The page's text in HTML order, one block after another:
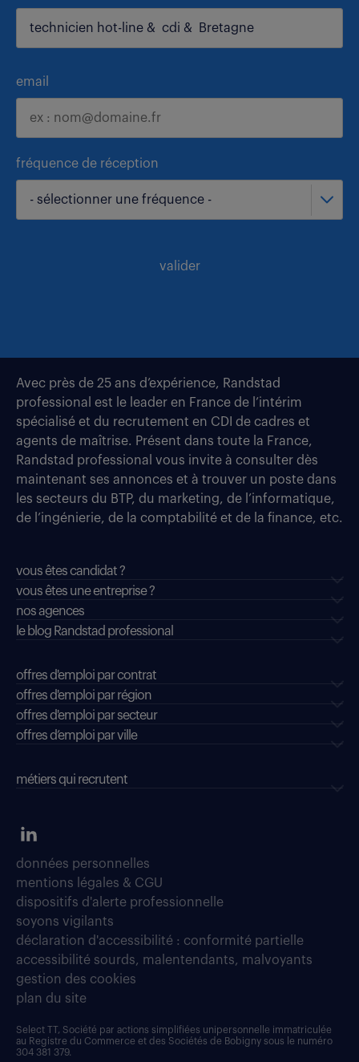
email
fréquence de réception
- sélectionner une fréquence -
valider
Avec près de 25 ans d’expérience, Randstad
professional est le leader en France de l’intérim
spécialisé et du recrutement en CDI de cadres et
agents de maîtrise. Présent dans toute la France,
Randstad professional vous invite à consulter dès
maintenant ses annonces et à trouver un poste dans
les secteurs du BTP, du marketing, de l’informatique,
de l’ingénierie, de la comptabilité et de la finance, etc.
vous êtes candidat ?
vous êtes une entreprise ?
nos agences
le blog Randstad professional
offres d'emploi par contrat
offres d'emploi par région
offres d'emploi par secteur
offres d’emploi par ville
métiers qui recrutent
données personnelles
mentions légales & CGU
dispositifs d'alerte professionnelle
soyons vigilants
déclaration d'accessibilité : conformité partielle
accessibilité sourds, malentendants, malvoyants
gestion des cookies
plan du site
Select TT, Société par actions simplifiées unipersonnelle immatriculée
au Registre du Commerce et des Sociétés de Bobigny sous le numéro
304 381 379.